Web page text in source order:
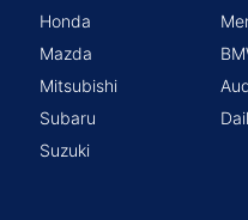
Honda
Mazda
Mitsubishi
Subaru
Suzuki